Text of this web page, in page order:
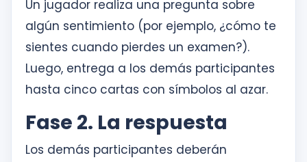
Un jugador realiza una pregunta sobre
algún sentimiento (por ejemplo, ¿cómo te
sientes cuando pierdes un examen?).
Luego, entrega a los demás participantes
hasta cinco cartas con símbolos al azar.
Fase 2. La respuesta
Los demás participantes deberán